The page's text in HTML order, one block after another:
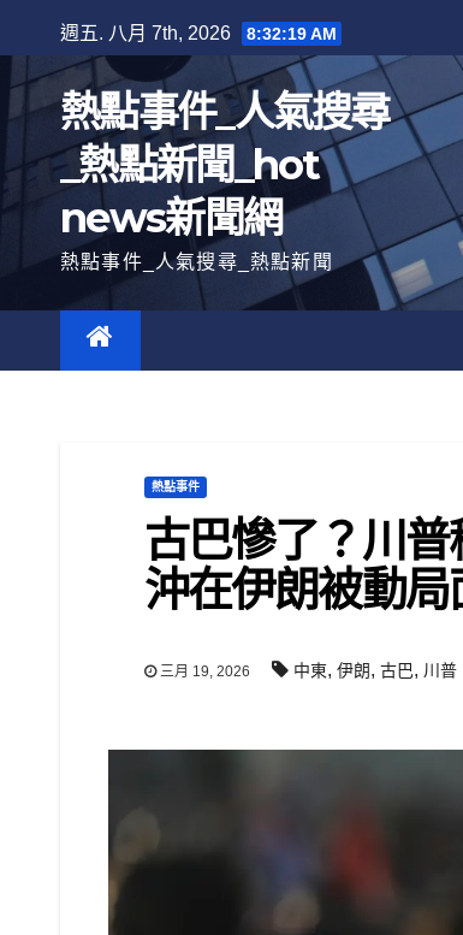
至
內
週五. 八月 7th, 2026 8:32:20 AM
熱點事件_人氣搜尋
_熱點新聞_hot
news新聞網
熱點事件_人氣搜尋_熱點新聞
熱點事件
古巴慘了？川
沖在伊朗被動局
三月 19, 2026 中東, 伊朗, 古巴, 川普